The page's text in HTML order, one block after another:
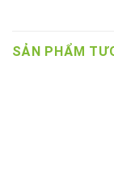
SẢN PHẨM